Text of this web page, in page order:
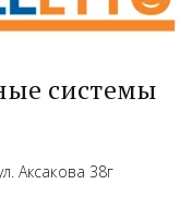
системы
Аксакова 38г